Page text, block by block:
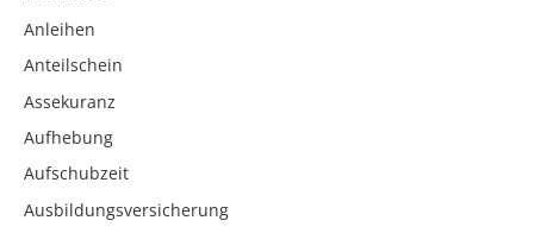
Anleihen
Anteilschein
Assekuranz
Aufhebung
Aufschubzeit
Ausbildungsversicherung